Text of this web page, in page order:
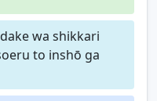
wa shikkari
to inshō ga